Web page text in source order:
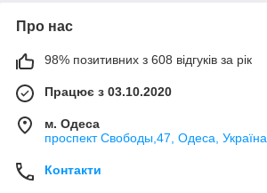
Про нас
98% позитивних з 608 відгуків за рік
Працює з 03.10.2020
м. Одеса
проспект Свободы,47, Одеса, Україна
Контакти